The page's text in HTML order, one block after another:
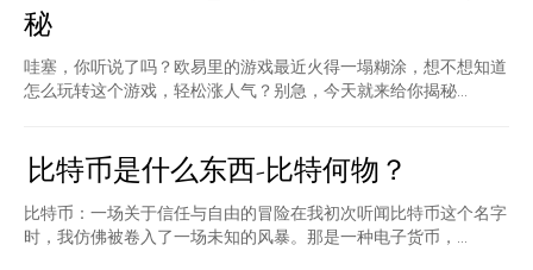
秘
哇塞，你听说了吗？欧易里的游戏最近火得一塌糊涂，想不想知道
怎么玩转这个游戏，轻松涨人气？别急，今天就来给你揭秘...
比特币是什么东西-比特何物？
比特币：一场关于信任与自由的冒险在我初次听闻比特币这个名字
时，我仿佛被卷入了一场未知的风暴。那是一种电子货币，...